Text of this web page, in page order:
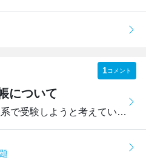
1コメント
について
京都大学総合人間学部を理系で受験しようと考えている新高2で...